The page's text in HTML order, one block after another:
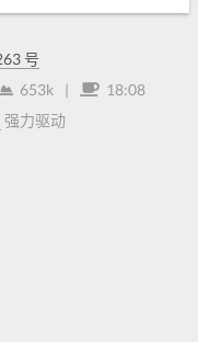
号
653k |
18:08
强力驱动